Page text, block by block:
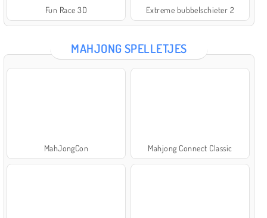
Fun Race 3D Extreme bubbelschieter 2
MAHJONG SPELLETJES
MahJongCon Mahjong Connect Classic